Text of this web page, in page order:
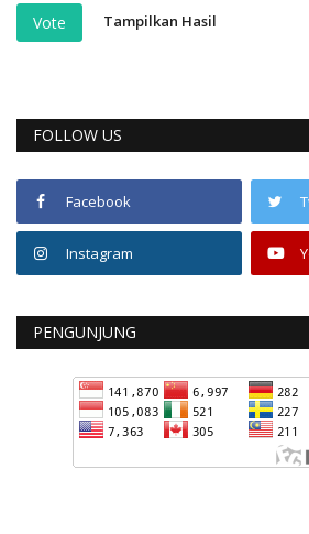
Vote Tampilkan Hasil
FOLLOW US
Facebook
Instagram
PENGUNJUNG